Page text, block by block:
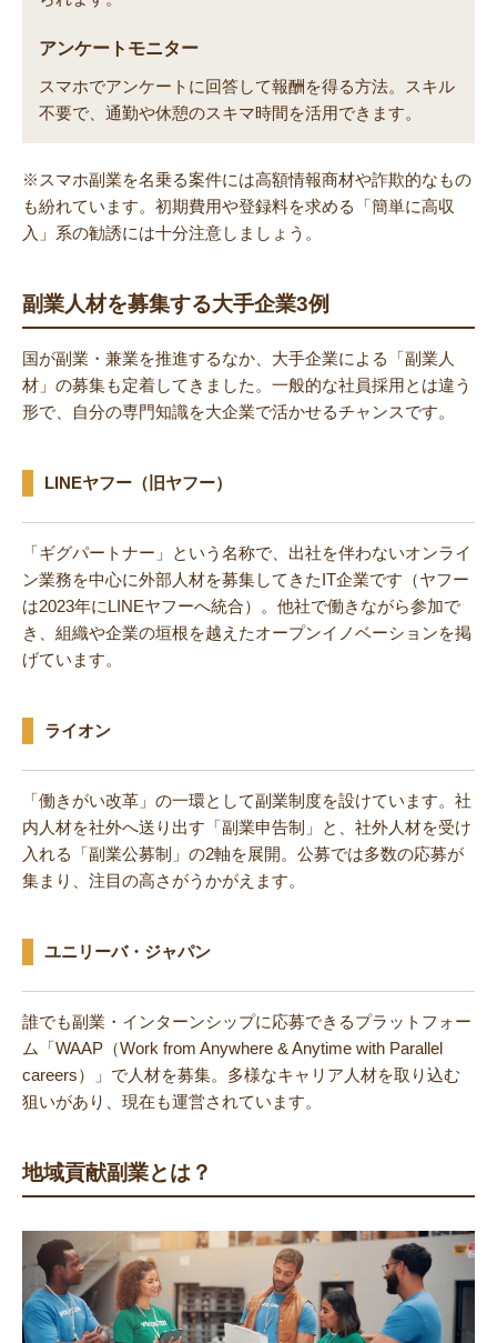
アンケートモニター
スマホでアンケートに回答して報酬を得る方法。スキル
不要で、通勤や休憩のスキマ時間を活用できます。
※スマホ副業を名乗る案件には高額情報商材や詐欺的なもの
も紛れています。初期費用や登録料を求める「簡単に高収
入」系の勧誘には十分注意しましょう。
副業人材を募集する大手企業3例
国が副業・兼業を推進するなか、大手企業による「副業人
材」の募集も定着してきました。一般的な社員採用とは違う
形で、自分の専門知識を大企業で活かせるチャンスです。
LINEヤフー（旧ヤフー）
「ギグパートナー」という名称で、出社を伴わないオンライ
ン業務を中心に外部人材を募集してきたIT企業です（ヤフー
は2023年にLINEヤフーへ統合）。他社で働きながら参加で
き、組織や企業の垣根を越えたオープンイノベーションを掲
げています。
ライオン
「働きがい改革」の一環として副業制度を設けています。社
内人材を社外へ送り出す「副業申告制」と、社外人材を受け
入れる「副業公募制」の2軸を展開。公募では多数の応募が
集まり、注目の高さがうかがえます。
ユニリーバ・ジャパン
誰でも副業・インターンシップに応募できるプラットフォー
ム「WAAP（Work from Anywhere & Anytime with Parallel
careers）」で人材を募集。多様なキャリア人材を取り込む
狙いがあり、現在も運営されています。
地域貢献副業とは？